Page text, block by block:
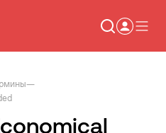
—